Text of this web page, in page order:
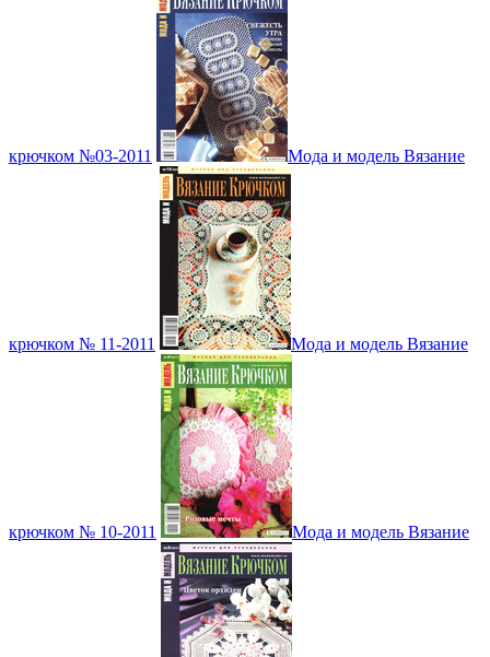
крючком №03-2011 Мода и модель Вязание
крючком № 11-2011 Мода и модель Вязание
крючком № 10-2011 Мода и модель Вязание